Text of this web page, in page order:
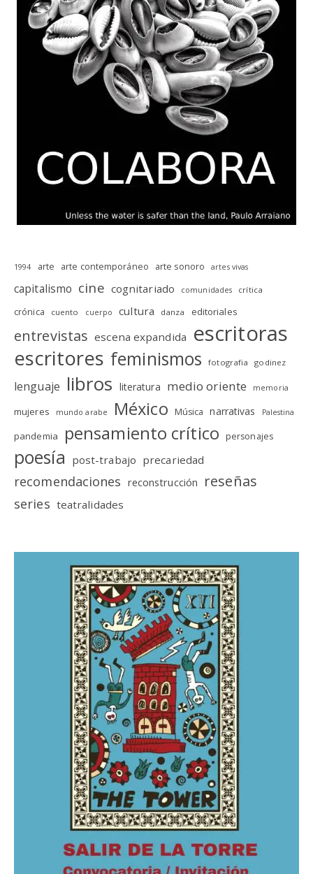
1994 arte arte contemporáneo arte sonoro artes vivas
capitalismo cine cognitariado comunidades crítica
crónica cuento cuerpo cultura danza editoriales
entrevistas escena expandida escritoras
escritores feminismos fotografia godinez
lenguaje libros literatura medio oriente memoria
mujeres mundo arabe México Música narrativas Palestina
pandemia pensamiento crítico personajes
poesía post-trabajo precariedad
recomendaciones reconstrucción reseñas
series teatralidades